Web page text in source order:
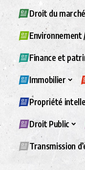
Droit du
Environnement
Finance et
Immobilier
Propriété
Droit Public
Transmission